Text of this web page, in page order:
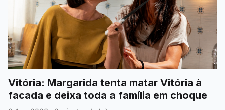
Vitória: Margarida tenta matar Vitória à
facada e deixa toda a família em choque